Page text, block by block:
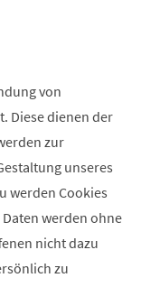
von
Diese dienen der
zur
unseres
werden Cookies
werden ohne
nicht dazu
zu